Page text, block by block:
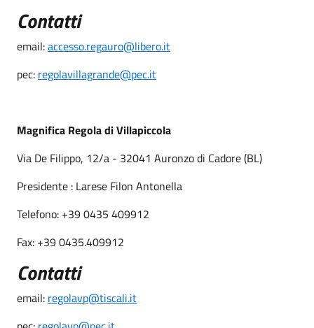
Contatti
email:accesso.regauro@libero.it
pec: regolavillagrande@pec.it
Magnifica Regola di Villapiccola
Via De Filippo, 12/a - 32041 Auronzo di Cadore (BL)
Presidente : Larese Filon Antonella
Telefono: +39 0435 409912
Fax: +39 0435.409912
Contatti
email: regolavp@tiscali.it